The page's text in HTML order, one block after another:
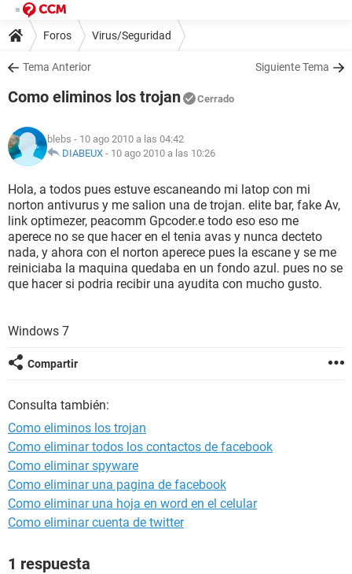
Foros Virus/Seguridad
Tema Anterior Siguiente Tema
Como eliminos los trojan Cerrado
blebs - 10 ago 2010 a las 04:42
DIABEUX - 10 ago 2010 a las 10:26
Hola, a todos pues estuve escaneando mi latop con mi
norton antivurus y me salion una de trojan. elite bar, fake Av,
link optimezer, peacomm Gpcoder.e todo eso eso me
aperece no se que hacer en el tenia avas y nunca decteto
nada, y ahora con el norton aperece pues la escane y se me
reiniciaba la maquina quedaba en un fondo azul. pues no se
que hacer si podria recibir una ayudita con mucho gusto.
Windows 7
Compartir
Consulta también:
Como eliminos los trojan
Como eliminar todos los contactos de facebook
Como eliminar spyware
Como eliminar una pagina de facebook
Como eliminar una hoja en word en el celular
Como eliminar cuenta de twitter
1 respuesta